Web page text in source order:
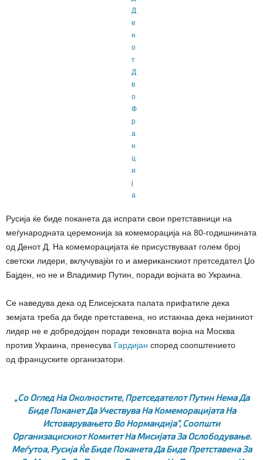
Русија ќе биде поканета да испрати свои претставници на
меѓународната церемонија за комеморација на 80-годишнината
од Денот Д. На комеморацијата ќе присуствуваат голем број
светски лидери, вклучувајќи го и американскиот претседател Џо
Бајден, но не и Владимир Путин, поради војната во Украина.
Се наведува дека од Елисејската палата прифатиле дека
земјата треба да биде претставена, но истакнаа дека нејзиниот
лидер не е добредојден поради тековната војна на Москва
против Украина, пренесува Гардијан според соопштението
од француските организатори.
„Со Оглед На Околностите, Претседателот Путин Нема Да
Биде Поканет Да Учествува На Комеморацијата На
Истоварувањето Во Нормандија“, Соопшти
Организацискиот Комитет На Мисијата За Ослободување.
Меѓутоа, Русија Ќе Биде Поканета Да Биде Претставена За